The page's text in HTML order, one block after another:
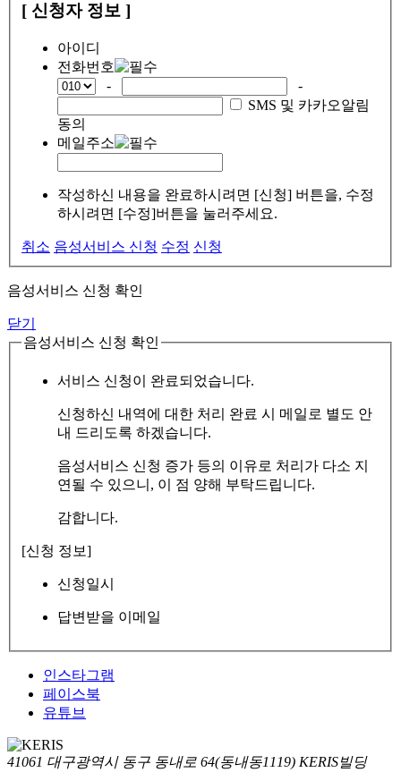
[ 신청자 정보 ]
아이디
전화번호
-
-
SMS 및 카카오알림
동의
메일주소
작성하신 내용을 완료하시려면 [신청] 버튼을, 수정
하시려면 [수정]버튼을 눌러주세요.
취소 음성서비스 신청 수정 신청
음성서비스 신청 확인
닫기
음성서비스 신청 확인
서비스 신청이 완료되었습니다.
신청하신 내역에 대한 처리 완료 시 메일로 별도 안
내 드리도록 하겠습니다.
음성서비스 신청 증가 등의 이유로 처리가 다소 지
연될 수 있으니, 이 점 양해 부탁드립니다.
감합니다.
[신청 정보]
신청일시
답변받을 이메일
인스타그램
페이스북
유튜브
41061 대구광역시 동구 동내로 64(동내동1119) KERIS빌딩